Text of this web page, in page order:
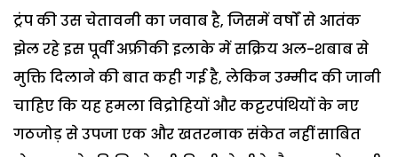
ट्रंप की उस चेतावनी का जवाब है, जिसमें वर्षों से आतंक
झेल रहे इस पूर्वी अफ्रीकी इलाके में सक्रिय अल-शबाब से
मुक्ति दिलाने की बात कही गई है, लेकिन उम्मीद की जानी
चाहिए कि यह हमला विद्रोहियों और कट्टरपंथियों के नए
गठजोड़ से उपजा एक और खतरनाक संकेत नहीं साबित